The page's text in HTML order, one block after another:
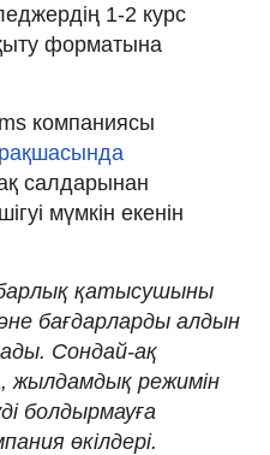
1-2 курс
форматына
компаниясы
салдарынан
мүмкін екенін
қатысушыны
бағдарларды алдын
Сондай-ақ
режимін
болдырмауға
өкілдері.